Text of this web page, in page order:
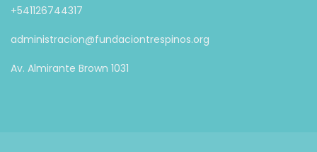
+541126744317
administracion@fundaciontrespinos.org
Av. Almirante Brown 1031